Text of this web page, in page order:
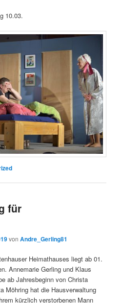
10.03.
für
vonAndre_Gerling81
Heimathauses liegt ab 01.
Annemarie Gerling und Klaus
ab Jahresbeginn von Christa
Möhring hat die Hausverwaltung
kürzlich verstorbenen Mann